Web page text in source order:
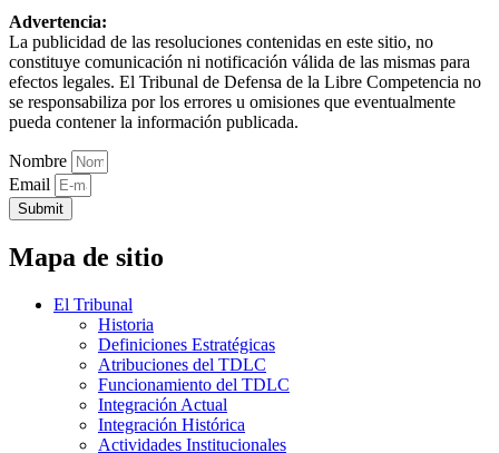
Advertencia:
La publicidad de las resoluciones contenidas en este sitio, no
constituye comunicación ni notificación válida de las mismas para
efectos legales. El Tribunal de Defensa de la Libre Competencia no
se responsabiliza por los errores u omisiones que eventualmente
pueda contener la información publicada.
Nombre
Email
Submit
Mapa de sitio
El Tribunal
Historia
Definiciones Estratégicas
Atribuciones del TDLC
Funcionamiento del TDLC
Integración Actual
Integración Histórica
Actividades Institucionales